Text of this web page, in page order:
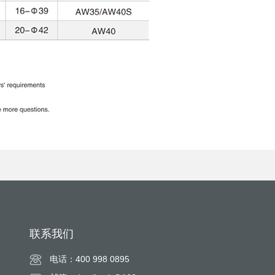
联系我们
电话：400 998 0895